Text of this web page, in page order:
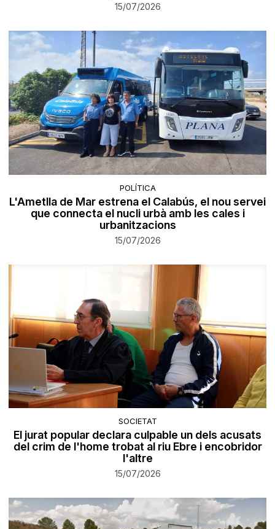
15/07/2026
POLÍTICA
L'Ametlla de Mar estrena el Calabús, el nou servei
que connecta el nucli urbà amb les cales i
urbanitzacions
15/07/2026
SOCIETAT
El jurat popular declara culpable un dels acusats
del crim de l'home trobat al riu Ebre i encobridor
l'altre
15/07/2026